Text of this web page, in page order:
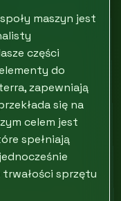
maszyn jest
części
do
zapewniają
się na
celem jest
spełniają
sprzętu